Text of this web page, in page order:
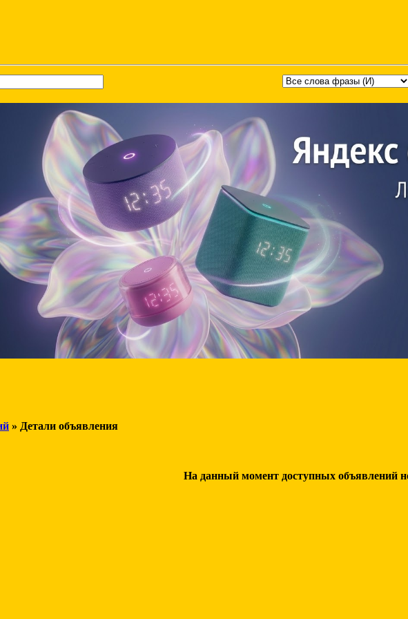
» Детали объявления
На данный момент доступных объявлений